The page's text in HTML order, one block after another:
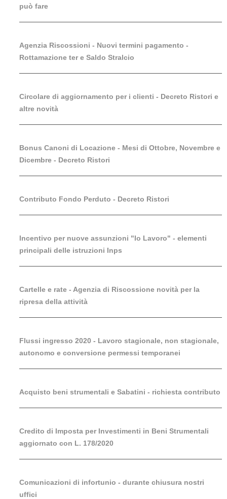
può fare
Agenzia Riscossioni - Nuovi termini pagamento -
Rottamazione ter e Saldo Stralcio
Circolare di aggiornamento per i clienti - Decreto Ristori e
altre novità
Bonus Canoni di Locazione - Mesi di Ottobre, Novembre e
Dicembre - Decreto Ristori
Contributo Fondo Perduto - Decreto Ristori
Incentivo per nuove assunzioni "Io Lavoro" - elementi
principali delle istruzioni Inps
Cartelle e rate - Agenzia di Riscossione novità per la
ripresa della attività
Flussi ingresso 2020 - Lavoro stagionale, non stagionale,
autonomo e conversione permessi temporanei
Acquisto beni strumentali e Sabatini - richiesta contributo
Credito di Imposta per Investimenti in Beni Strumentali
aggiornato con L. 178/2020
Comunicazioni di infortunio - durante chiusura nostri
uffici